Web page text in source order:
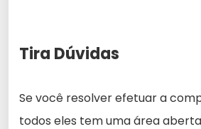
Tira Dúvidas
Se você resolver efetuar a
todos eles tem uma área